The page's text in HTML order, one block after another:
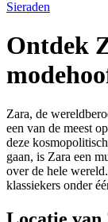
Sieraden
Ontdek
Zara, de
een van de meest
deze
gaan, is Zara een
over de hele
klassiekers onder